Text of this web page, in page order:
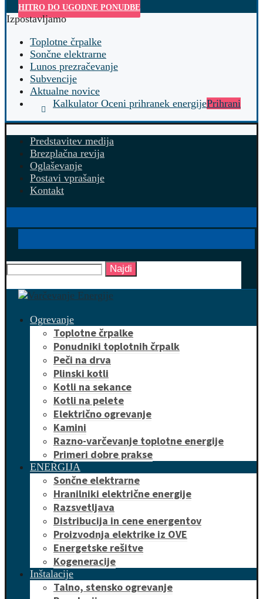
HITRO DO UGODNE PONUDBE
Izpostavljamo
Toplotne črpalke
Sončne elektrarne
Lunos prezračevanje
Subvencije
Aktualne novice
Kalkulator Oceni prihranek energijePrihrani
Predstavitev medija
Brezplačna revija
Oglaševanje
Postavi vprašanje
Kontakt
Najdi
Ogrevanje
Toplotne črpalke
Ponudniki toplotnih črpalk
Peči na drva
Plinski kotli
Kotli na sekance
Kotli na pelete
Električno ogrevanje
Kamini
Razno-varčevanje toplotne energije
Primeri dobre prakse
ENERGIJA
Sončne elektrarne
Hranilniki električne energije
Razsvetljava
Distribucija in cene energentov
Proizvodnja elektrike iz OVE
Energetske rešitve
Kogeneracije
Inštalacije
Talno, stensko ogrevanje